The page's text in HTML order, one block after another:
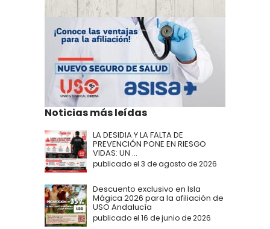
Noticias más leídas
LA DESIDIA Y LA FALTA DE
PREVENCIÓN PONE EN RIESGO
VIDAS: UN ...
publicado el 3 de agosto de 2026
Descuento exclusivo en Isla
Mágica 2026 para la afiliación de
USO Andalucía
publicado el 16 de junio de 2026